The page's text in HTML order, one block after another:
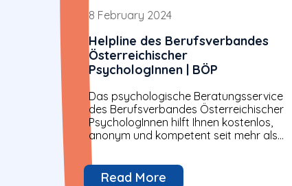
8 February 2024
Helpline des Berufsverbandes
Österreichischer
PsychologInnen | BÖP
Das psychologische Beratungsservice
des Berufsverbandes Österreichischer
PsychologInnen hilft Ihnen kostenlos,
anonym und kompetent seit mehr als
20 Jahren. PsychologInnen stehen für
Ihre Fragen und persönlichen Anliegen
am Telefon und...
Read More